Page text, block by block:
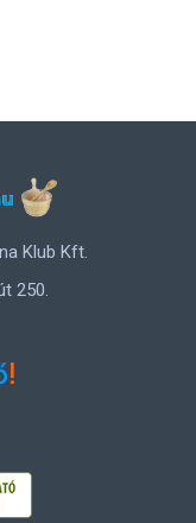
Klub Kft.
250.